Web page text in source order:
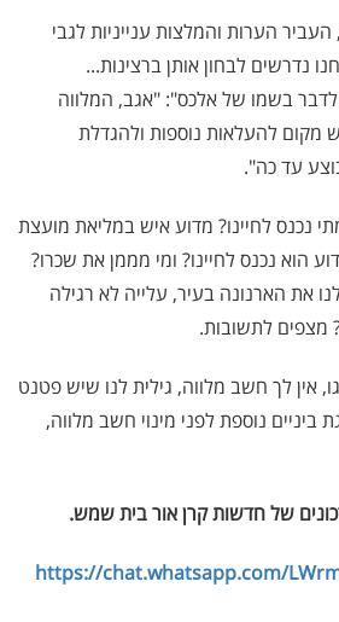
, העביר הערות והמלצות ענייניות לגבי
נדרשים לבחון אותן ברצינות...
בשמו של אלכס": "אגב, המלווה
מקום להעלאות נוספות ולהגדלת
עד כה".
נכנס לחיינו? מדוע איש במליאת מועצת
הוא נכנס לחיינו? ומי מממן את שכרו?
את הארנונה בעיר, עלייה לא רגילה
מצפים לתשובות.
אין לך חשב מלווה, גילית לנו שיש פטנט
נוספת לפני מינוי חשב מלווה,
של חדשות קרן אור בית שמש.
https://chat.whatsapp.com/